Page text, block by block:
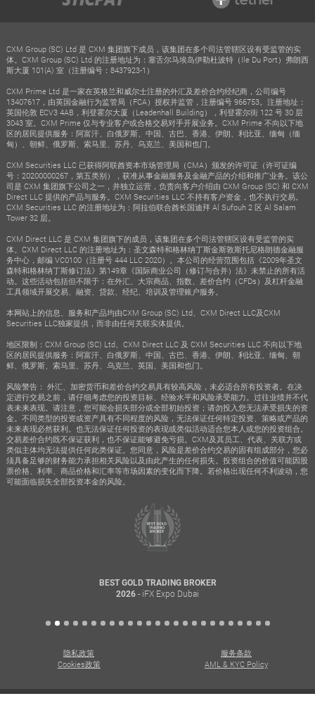
CXM Group (SC) Ltd 是 CXM 集团旗下成员，该集团在多个司法管辖区设有受监管的实
体。CXM Group (SC) Ltd 的注册地址为：塞舌尔马埃岛伊勒杜波特（Ile Du Port）弗朗西
斯大厦 101(A) 室（注册编号：8437923-1）
CXM Prime Ltd 是一家在英格兰和威尔士注册的外汇及差价合约经纪商，公司编号
13407617，由英国金融行为监管局（FCA）授权并监管，注册编号 966753。注册地址：
英国伦敦 ECV3 4AB，利登霍尔大厦（Leadenhall Building），利登霍尔街 122 号 30 层
3043 室。CXM Prime 仅与专业客户或合格交易对手开展业务。CXM Prime 不向以下地
区的居民提供服务：阿富汗、白俄罗斯、中国、古巴、香港、伊朗、利比亚、缅甸（缅
甸）、朝鲜、俄罗斯、索马里、苏丹、乌克兰、美国和也门。
CXM Securities LLC 已获得阿联酋资本市场管理局（CMA）颁发的许可证（许可证编
号：20200000267，第五类别），获准从事金融服务及金融产品的介绍和推广业务。该公
司是 CXM 集团旗下公司之一，并独立运营，负责向客户介绍由 CXM Group (SC) 和 CXM
Direct LLC 提供的产品与服务。CXM Securities LLC 不持有客户资金，也不执行交易。
CXM Securities LLC 的注册地址为：阿拉伯联合酋长国迪拜 Al Sufouh 2 区 Al Salam
Tower 32 层。
CXM Direct LLC 是 CXM 集团旗下的成员，该集团在多个司法管辖区设有受监管的实
体。CXM Direct LLC 的注册地址为：圣文森特和格林纳丁斯金斯敦斯托尼格朗德金融服
务中心，邮编 VC0100（注册号 444 LLC 2020）。本公司的经营范围包括《2009年圣文
森特和格林纳丁斯修订法》第149章《国际商业公司（修订与合并）法》未禁止的所有活
动。这些活动包括但不限于：在外汇、大宗商品、指数、差价合约（CFDs）及杠杆金融
工具领域开展交易、融资、贷款、经纪、培训及管理账户服务。
本网站上的信息、服务和产品均由CXM Group (SC) Ltd、CXM Direct LLC及CXM
Securities LLC独家提供，而非由任何关联实体提供。
地区限制：CXM Group (SC) Ltd、CXM Direct LLC 及 CXM Securities LLC 不向以下地
区的居民提供服务：阿富汗、白俄罗斯、中国、古巴、香港、伊朗、利比亚、缅甸、朝
鲜、俄罗斯、索马里、苏丹、乌克兰、英国、美国和也门。
风险警告： 外汇、加密货币和差价合约交易具有较高风险，未必适合所有投资者。在决
定进行交易之前，请仔细考虑您的投资目标、经验水平和风险承受能力。过往业绩并不代
表未来表现。请注意，您可能会损失部分或全部初始投资；请勿投入您无法承受损失的资
金。不同类型的投资或资产具有不同程度的风险，无法保证任何特定投资、策略或产品的
未来表现必然获利。也无法保证任何投资的表现或类似活动适合您本人或您的投资组合。
交易差价合约既不保证获利，也不保证能够避免亏损。CXM及其员工、代表、关联方或
类似主体均无法提供任何此类保证。您同意，风险是差价合约交易的固有组成部分，您必
须具备足够的财务能力承担相关风险以及由此产生的任何损失。投资组合的价值可能因股
票价格、利率、商品价格和汇率等市场因素的变化而下降。若价格出现任何不利波动，您
可能面临损失全部投资本金的风险。
BEST GOLD TRADING BROKER
2026 - iFX Expo Dubai
隐私政策
服务条款
Cookies政策
AML & KYC Policy